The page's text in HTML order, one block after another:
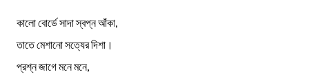
কালো বোর্ডে সাদা স্বপ্ন আঁকা,
তাতে মেশানো সত্যের দিশা।
প্রশ্ন জাগে মনে মনে,